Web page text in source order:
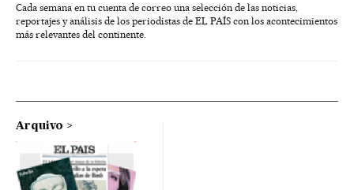
Cada semana en tu cuenta de correo una selección de las noticias,
reportajes y análisis de los periodistas de EL PAÍS con los acontecimientos
más relevantes del continente.
Arquivo